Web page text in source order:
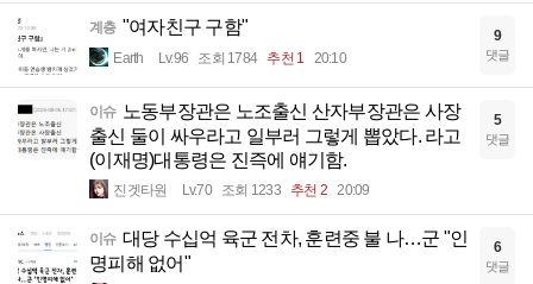
계층 "여자친구 구함"
Earth Lv.96 조회 1784 추천 1 20:10
9
댓글
이슈 노동부장관은 노조출신 산자부장관은 사장
출신 둘이 싸우라고 일부러 그렇게 뽑았다. 라고
(이재명)대통령은 진즉에 얘기함.
진겟타원 Lv.70 조회 1233 추천 2 20:09
5
댓글
이슈 대당 수십억 육군 전차, 훈련중 불 나…군 "인
명피해 없어"
6
댓글